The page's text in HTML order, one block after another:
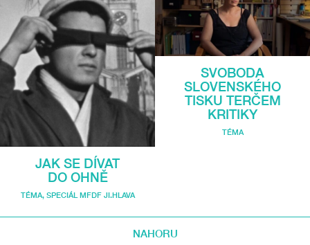
JAK SE DÍVAT
DO OHNĚ
TÉMA, SPECIÁL MFDF JI.HLAVA
SVOBODA
SLOVENSKÉHO
TISKU TERČEM
KRITIKY
TÉMA
NAHORU